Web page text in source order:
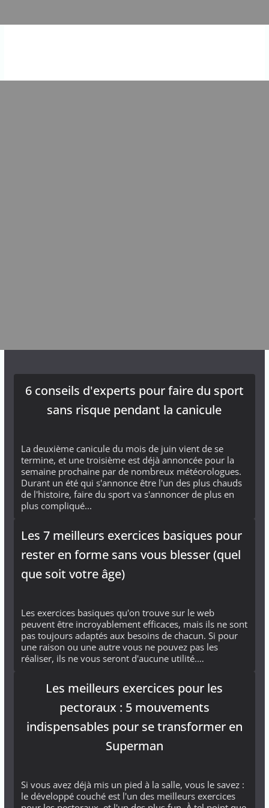
6 conseils d'experts pour faire du sport
sans risque pendant la canicule
La deuxième canicule du mois de juin vient de se
termine, et une troisième est déjà annoncée pour la
semaine prochaine par de nombreux météorologues.
Durant un été qui s'annonce être l'un des plus chauds
de l'histoire, faire du sport va s'annoncer de plus en
plus compliqué...
Les 7 meilleurs exercices basiques pour
rester en forme sans vous blesser (quel
que soit votre âge)
Les exercices basiques qu'on trouve sur le web
peuvent être incroyablement efficaces, mais ils ne sont
pas toujours adaptés aux besoins de chacun. Si pour
une raison ou une autre vous ne pouvez pas les
réaliser, ils ne vous seront d'aucune utilité.…
Les meilleurs exercices pour les
pectoraux : 5 mouvements
indispensables pour se transformer en
Superman
Si vous avez déjà mis un pied à la salle, vous le savez :
le développé couché est l'un des meilleurs exercices